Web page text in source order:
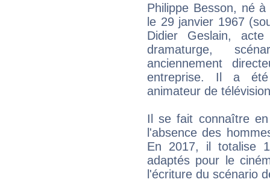
Philippe Besson, né
le 29 janvier 1967
Didier Geslain,
dramaturge,
anciennement
entreprise. Il a été
animateur de
Il se fait connaître
l'absence des
En 2017, il totalise
adaptés pour le
l'écriture du scénario